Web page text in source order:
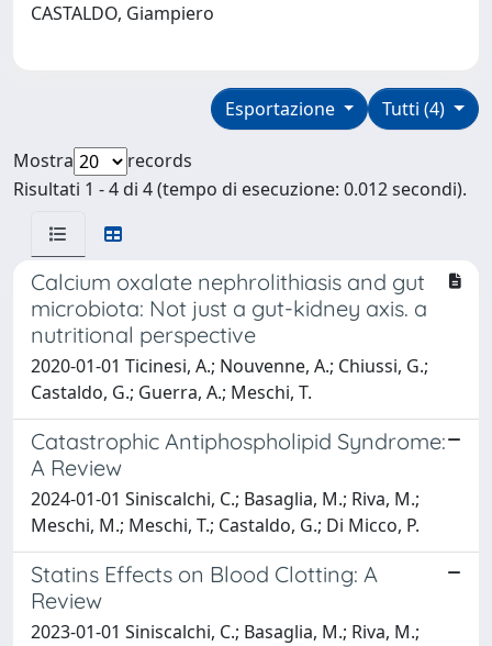
CASTALDO, Giampiero
Tutti (4)
Esportazione
Mostra
records
Risultati 1 - 4 di 4 (tempo di esecuzione: 0.012 secondi).
Calcium oxalate nephrolithiasis and gut
microbiota: Not just a gut-kidney axis. a
nutritional perspective
2020-01-01 Ticinesi, A.; Nouvenne, A.; Chiussi, G.;
Castaldo, G.; Guerra, A.; Meschi, T.
Catastrophic Antiphospholipid Syndrome:
A Review
2024-01-01 Siniscalchi, C.; Basaglia, M.; Riva, M.;
Meschi, M.; Meschi, T.; Castaldo, G.; Di Micco, P.
Statins Effects on Blood Clotting: A
Review
2023-01-01 Siniscalchi, C.; Basaglia, M.; Riva, M.;